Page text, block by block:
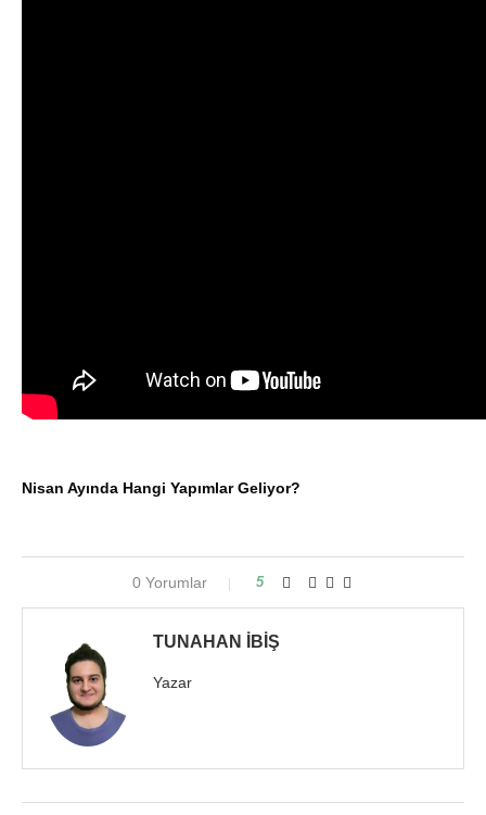
Nisan Ayında Hangi Yapımlar Geliyor?
0 Yorumlar 5
TUNAHAN İBIŞ
Yazar